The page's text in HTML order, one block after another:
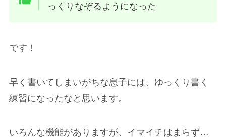
っくりなぞるようになった
です！
早く書いてしまいがちな息子には、ゆっくり書く
練習になったなと思います。
いろんな機能がありますが、イマイチはまらず…